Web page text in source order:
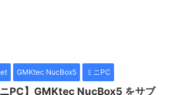
GMKtec NucBox5 ミニPC
ニPC】GMKtec NucBox5 をサブ